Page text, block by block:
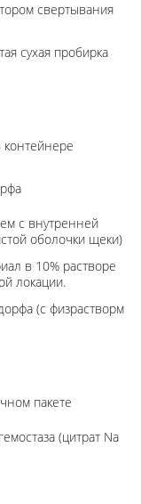
свертывания
сухая пробирка
с внутренней
оболочки щеки)
в 10% растворе
локации.
(с физрастворм
пакете
(цитрат Na